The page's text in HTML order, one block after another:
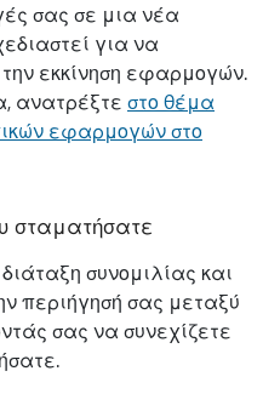
σας σε μια νέα
για να
την εκκίνηση εφαρμογών.
ανατρέξτε στο θέμα
εφαρμογών στο
σταματήσατε
συνομιλίας και
περιήγησή σας μεταξύ
σας να συνεχίζετε